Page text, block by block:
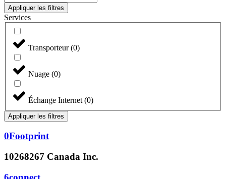
Appliquer les filtres
Services
Transporteur(0)
Nuage (0)
Échange Internet (0)
Appliquer les filtres
0Footprint
10268267 Canada Inc.